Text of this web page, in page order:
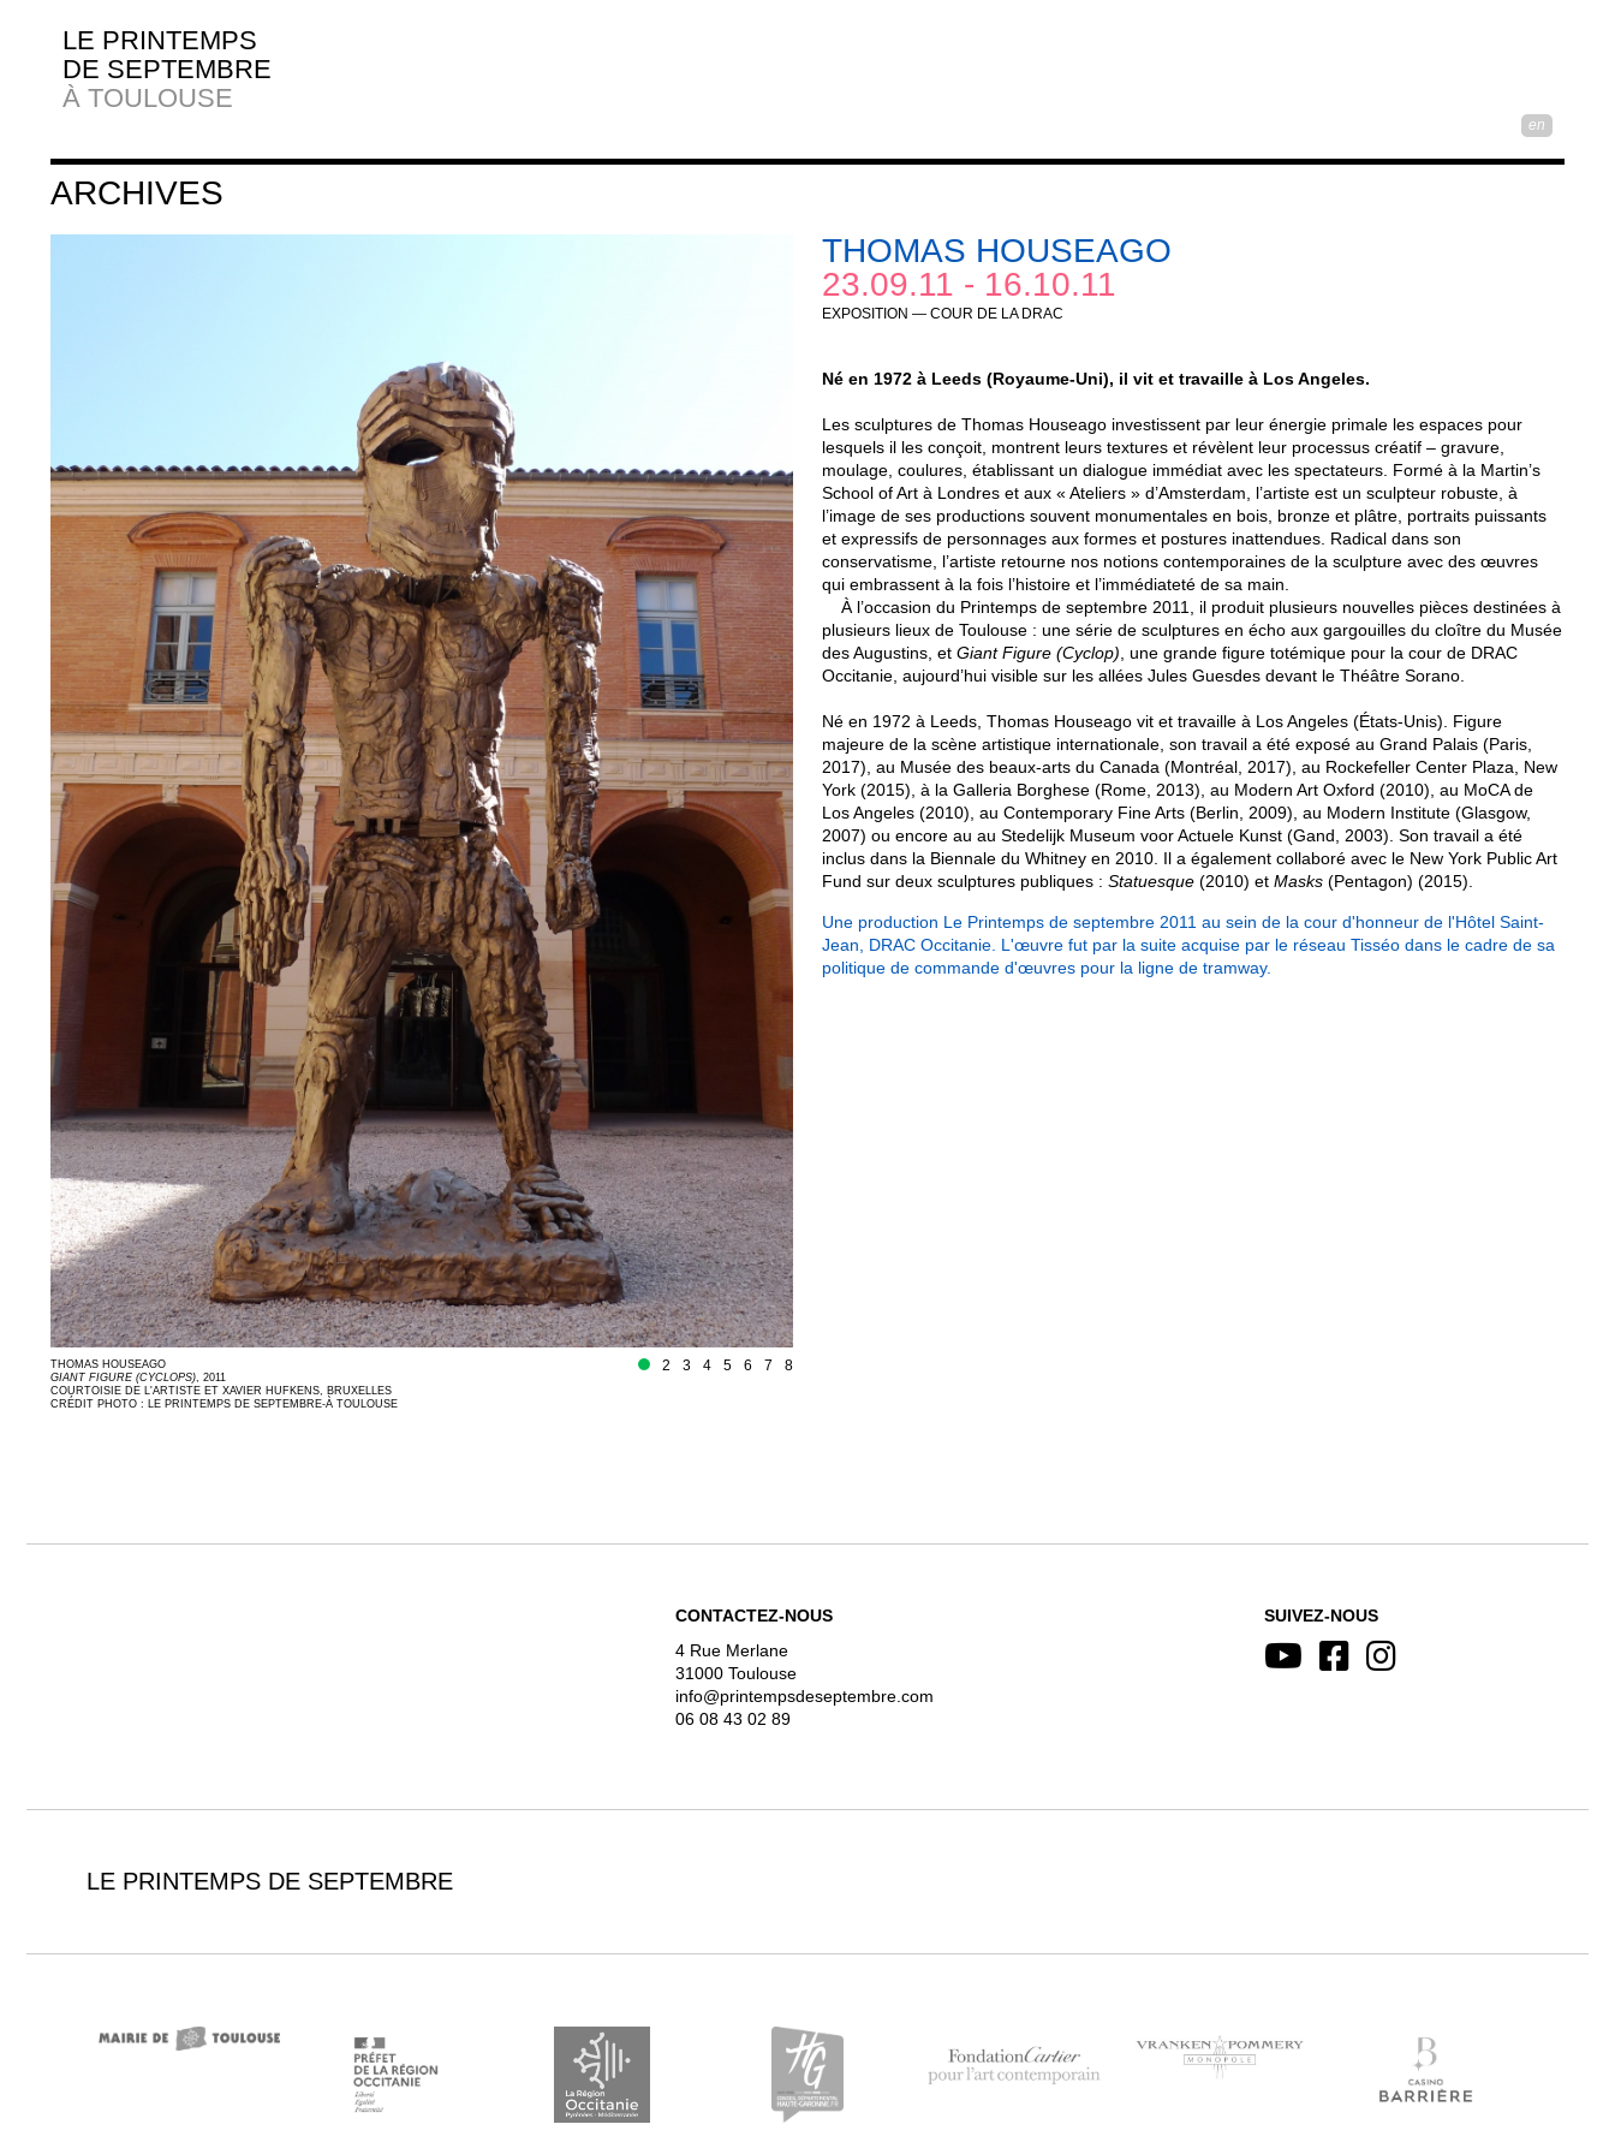
en
LE PRINTEMPS
DE SEPTEMBRE
À TOULOUSE
ARCHIVES
THOMAS HOUSEAGO
23.09.11 - 16.10.11
EXPOSITION — COUR DE LA DRAC
THOMAS HOUSEAGO
GIANT FIGURE (CYCLOPS), 2011
COURTOISIE DE L'ARTISTE ET XAVIER HUFKENS, BRUXELLES
CRÉDIT PHOTO : LE PRINTEMPS DE SEPTEMBRE-À TOULOUSE
8
7
6
5
4
3
2
Né en 1972 à Leeds (Royaume-Uni), il vit et travaille à Los Angeles.
Les sculptures de Thomas Houseago investissent par leur énergie primale les espaces pour
lesquels il les conçoit, montrent leurs textures et révèlent leur processus créatif – gravure,
moulage, coulures, établissant un dialogue immédiat avec les spectateurs. Formé à la Martin’s
School of Art à Londres et aux « Ateliers » d’Amsterdam, l’artiste est un sculpteur robuste, à
l’image de ses productions souvent monumentales en bois, bronze et plâtre, portraits puissants
et expressifs de personnages aux formes et postures inattendues. Radical dans son
conservatisme, l’artiste retourne nos notions contemporaines de la sculpture avec des œuvres
qui embrassent à la fois l’histoire et l’immédiateté de sa main.
À l’occasion du Printemps de septembre 2011, il produit plusieurs nouvelles pièces destinées à
plusieurs lieux de Toulouse : une série de sculptures en écho aux gargouilles du cloître du Musée
des Augustins, et Giant Figure (Cyclop) , une grande figure totémique pour la cour de DRAC
Occitanie, aujourd’hui visible sur les allées Jules Guesdes devant le Théâtre Sorano.
Né en 1972 à Leeds, Thomas Houseago vit et travaille à Los Angeles (États-Unis). Figure
majeure de la scène artistique internationale, son travail a été exposé au Grand Palais (Paris,
2017), au Musée des beaux-arts du Canada (Montréal, 2017), au Rockefeller Center Plaza, New
York (2015), à la Galleria Borghese (Rome, 2013), au Modern Art Oxford (2010), au MoCA de
Los Angeles (2010), au Contemporary Fine Arts (Berlin, 2009), au Modern Institute (Glasgow,
2007) ou encore au au Stedelijk Museum voor Actuele Kunst (Gand, 2003). Son travail a été
inclus dans la Biennale du Whitney en 2010. Il a également collaboré avec le New York Public Art
Fund sur deux sculptures publiques : Statuesque (2010) et Masks (Pentagon) (2015).
Une production Le Printemps de septembre 2011 au sein de la cour d'honneur de l'Hôtel Saint-
Jean, DRAC Occitanie. L'œuvre fut par la suite acquise par le réseau Tisséo dans le cadre de sa
politique de commande d'œuvres pour la ligne de tramway.
CONTACTEZ-NOUS
4 Rue Merlane
31000 Toulouse
info@printempsdeseptembre.com
06 08 43 02 89
SUIVEZ-NOUS
LE PRINTEMPS DE SEPTEMBRE